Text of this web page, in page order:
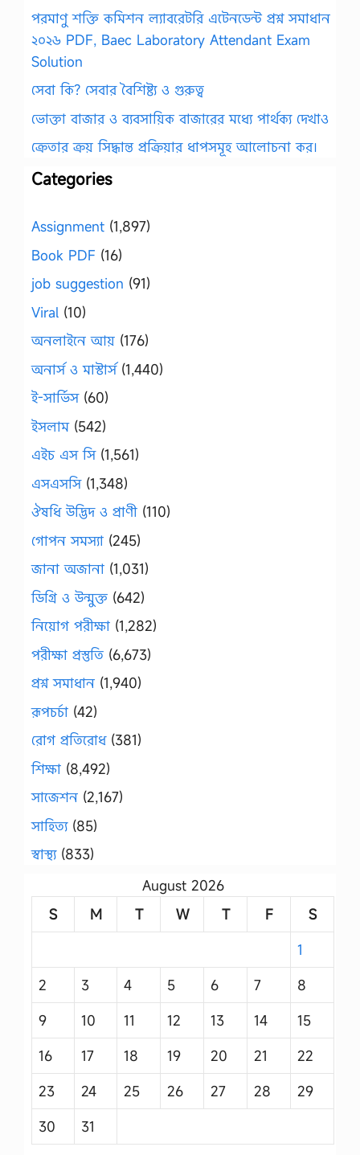
পরমাণু শক্তি কমিশন ল্যাবরেটরি এটেনডেন্ট প্রশ্ন সমাধান
২০২৬ PDF, Baec Laboratory Attendant Exam
Solution
সেবা কি? সেবার বৈশিষ্ট্য ও গুরুত্ব
ভোক্তা বাজার ও ব্যবসায়িক বাজারের মধ্যে পার্থক্য দেখাও
ক্রেতার ক্রয় সিদ্ধান্ত প্রক্রিয়ার ধাপসমূহ আলোচনা কর।
Categories
Assignment (1,897)
Book PDF (16)
job suggestion (91)
Viral (10)
অনলাইনে আয় (176)
অনার্স ও মাস্টার্স(1,440)
ই-সার্ভিস(60)
ইসলাম(542)
এইচ এস সি(1,561)
এসএসসি(1,348)
ঔষধি উদ্ভিদ ও প্রাণী (110)
গোপন সমস্যা (245)
জানা অজানা (1,031)
ডিগ্রি ও উন্মুক্ত (642)
নিয়োগ পরীক্ষা (1,282)
পরীক্ষা প্রস্তুতি (6,673)
প্রশ্ন সমাধান (1,940)
রূপচর্চা (42)
রোগ প্রতিরোধ(381)
শিক্ষা (8,492)
সাজেশন (2,167)
সাহিত্য(85)
স্বাস্থ্য(833)
August 2026
S
M T W T F
S
1
2
3 4 5 6 7
8
9
10 11 12 13 14
15
16
17 18 19 20 21
22
23
24 25 26 27 28
29
30
31